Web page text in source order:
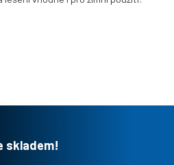
skladem!